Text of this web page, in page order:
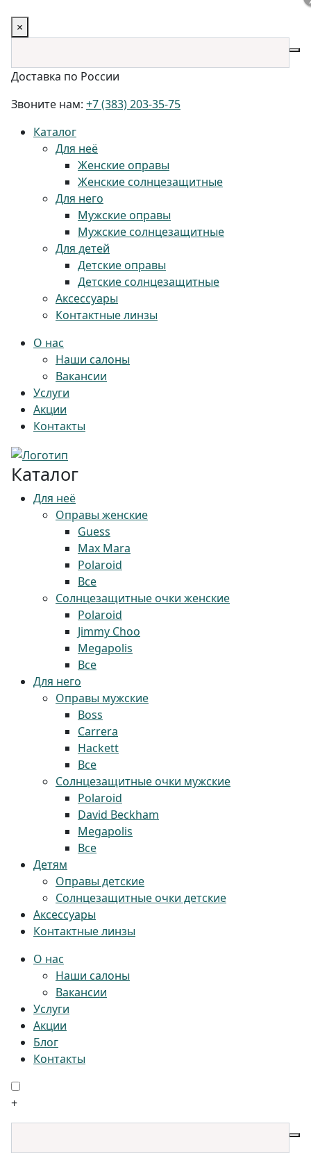
×
Доставка по России
Звоните нам: +7 (383) 203-35-75
Каталог
Для неё
Женские оправы
Женские солнцезащитные
Для него
Мужские оправы
Мужские солнцезащитные
Для детей
Детские оправы
Детские солнцезащитные
Аксессуары
Контактные линзы
О нас
Наши салоны
Вакансии
Услуги
Акции
Контакты
Каталог
Для неё
Оправы женские
Guess
Max Mara
Polaroid
Все
Солнцезащитные очки женские
Polaroid
Jimmy Choo
Megapolis
Все
Для него
Оправы мужские
Boss
Carrera
Hackett
Все
Солнцезащитные очки мужские
Polaroid
David Beckham
Megapolis
Все
Детям
Оправы детские
Солнцезащитные очки детские
Аксессуары
Контактные линзы
О нас
Наши салоны
Вакансии
Услуги
Акции
Блог
Контакты
+